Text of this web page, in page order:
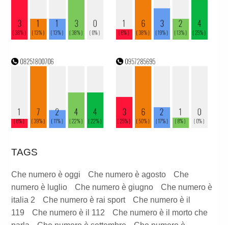
TAGS
Che numero è oggi Che numero è agosto
Che
numero è luglio
Che numero è giugno
Che numero è
italia 2
Che numero è rai sport
Che numero è il
119
Che numero è il 112
Che numero è il morto che